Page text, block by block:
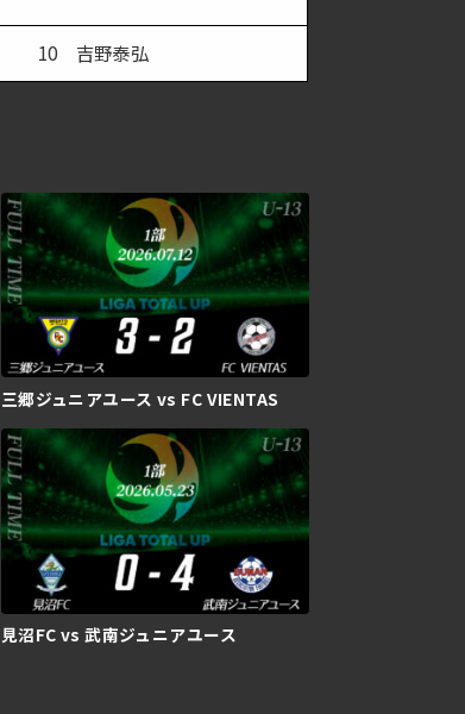
10 吉野泰弘
三郷ジュニアユース vs FC VIENTAS
見沼FC vs 武南ジュニアユース